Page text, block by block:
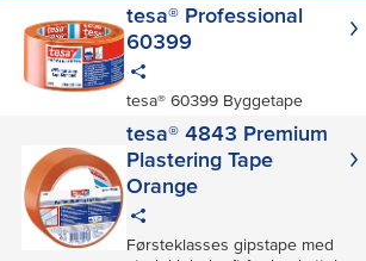
tesa® Professional
60399
tesa® 60399 Byggetape
tesa® 4843 Premium
Plastering Tape
Orange
Førsteklasses gipstape med